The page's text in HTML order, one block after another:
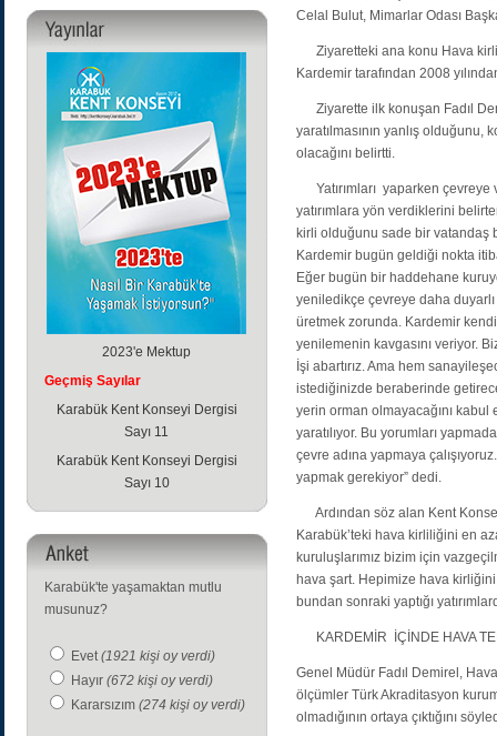
2023'e Mektup
Geçmiş Sayılar
Karabük Kent Konseyi Dergisi
Sayı 11
Karabük Kent Konseyi Dergisi
Sayı 10
Karabük'te yaşamaktan mutlu
musunuz?
Evet(1921 kişi oy verdi)
Hayır (672 kişi oy verdi)
Kararsızım (274 kişi oy verdi)
Celal Bulut, Mimarlar Odası
Ziyaretteki ana konu Hava
Kardemir tarafından 2008
Ziyarette ilk konuşan Fadıl
yaratılmasının yanlış olduğunu,
olacağını belirtti.
Yatırımları yaparken çevreye
yatırımlara yön verdiklerini
kirli olduğunu sade bir vatandaş
Kardemir bugün geldiği nokta
Eğer bugün bir haddehane
yeniledikçe çevreye daha duyarlı
üretmek zorunda. Kardemir
yenilemenin kavgasını veriyor.
İşi abartırız. Ama hem
istediğinizde beraberinde
yerin orman olmayacağını
yaratılıyor. Bu yorumları
çevre adına yapmaya
yapmak gerekiyor” dedi.
Ardından söz alan Kent
Karabük’teki hava kirliliğini en
kuruluşlarımız bizim için
hava şart. Hepimize hava
bundan sonraki yaptığı
KARDEMİR İÇİNDE HAVA
Genel Müdür Fadıl Demirel,
ölçümler Türk Akraditasyon
olmadığının ortaya çıktığını